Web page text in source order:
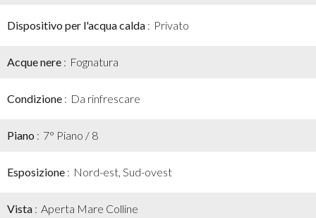
Dispositivo per l'acqua calda Privato
Acque nere Fognatura
Condizione Da rinfrescare
Piano 7° Piano / 8
Esposizione Nord-est, Sud-ovest
Vista Aperta Mare Colline